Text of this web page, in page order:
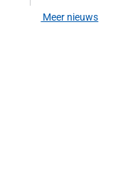
Meer nieuws